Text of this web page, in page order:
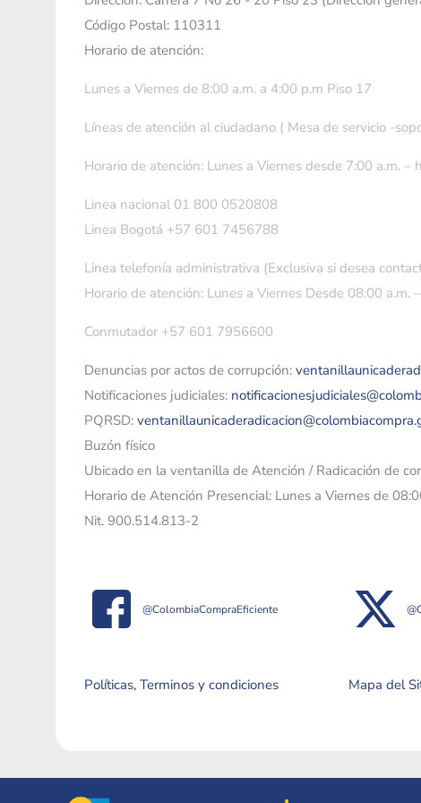
Código Postal: 110311
Horario de atención:
Lunes a Viernes de 8:00 a.m. a 4:00 p.m Piso 17
Líneas de atención al ciudadano ( Mesa de servicio -
Horario de atención: Lunes a Viernes desde 7:00 a.m.
Linea nacional 01 800 0520808
Linea Bogotá +57 601 7456788
Linea telefonía administrativa (Exclusiva si desea
Horario de atención: Lunes a Viernes Desde 08:00 a.m.
Conmutador +57 601 7956600
Denuncias por actos de corrupción:
Notificaciones judiciales:
PQRSD:
Buzón físico
Ubicado en la ventanilla de Atención / Radicación de
Horario de Atención Presencial: Lunes a Viernes de
Nit. 900.514.813-2
@ColombiaCompraEficiente
Políticas, Terminos y condiciones Mapa del